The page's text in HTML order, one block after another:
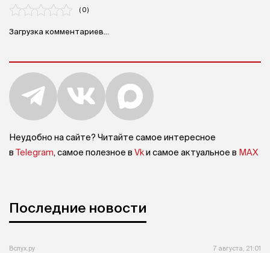
( 0 )
Загрузка комментариев...
Неудобно на сайте? Читайте самое интересное
в Telegram, самое полезное в Vkи самое актуальное в MAX
Последние новости
Вслух.ру 7 августа, 21:01